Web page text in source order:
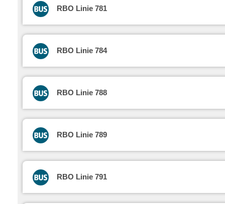
RBO Linie 781
RBO Linie 784
RBO Linie 788
RBO Linie 789
RBO Linie 791